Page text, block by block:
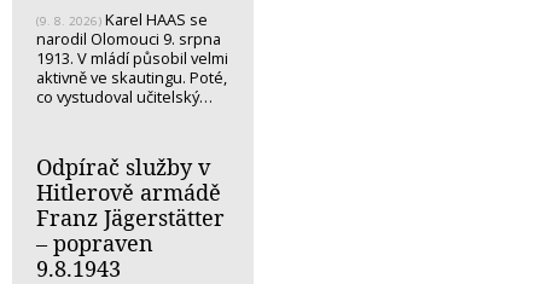
(9. 8. 2026) Karel HAAS se
narodil Olomouci 9. srpna
1913. V mládí působil velmi
aktivně ve skautingu. Poté,
co vystudoval učitelský…
Odpírač služby v
Hitlerově armádě
Franz Jägerstätter
– popraven
9.8.1943